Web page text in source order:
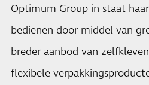
Optimum Group in staat
bedienen door middel van
breder aanbod van
flexibele